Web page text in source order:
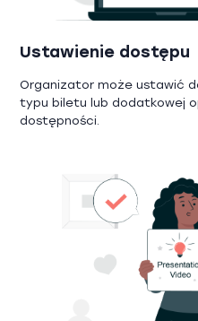
Ustawienie dostępu
Organizator może ustawić
typu biletu lub dodatkowej
dostępności.